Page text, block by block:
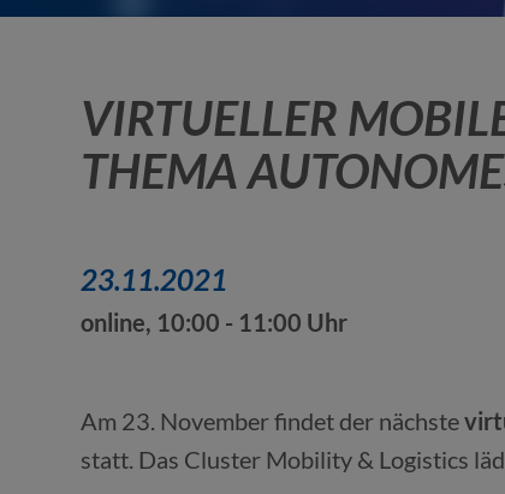
VIRTUELLER
THEMA
23.11.2021
online, 10:00 - 11:00 Uhr
Am 23. November findet der nächste
statt. Das Cluster Mobility & Logistics